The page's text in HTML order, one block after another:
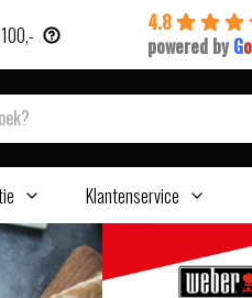
4.8
powered by Go
Klantenservice